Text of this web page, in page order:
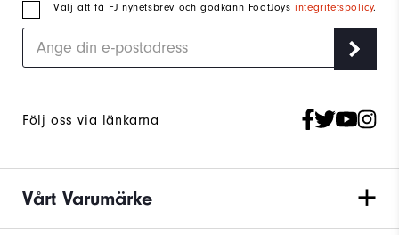
Välj att få FJ nyhetsbrev och godkänn FootJoysintegritetspolicy.
Följ oss via länkarna
Vårt Varumärke